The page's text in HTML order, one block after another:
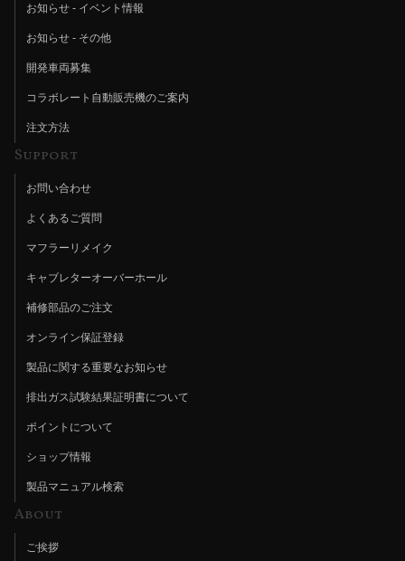
お知らせ - イベント情報
お知らせ - その他
開発車両募集
コラボレート自動販売機のご案内
注文方法
Support
お問い合わせ
よくあるご質問
マフラーリメイク
キャブレターオーバーホール
補修部品のご注文
オンライン保証登録
製品に関する重要なお知らせ
排出ガス試験結果証明書について
ポイントについて
ショップ情報
製品マニュアル検索
About
ご挨拶